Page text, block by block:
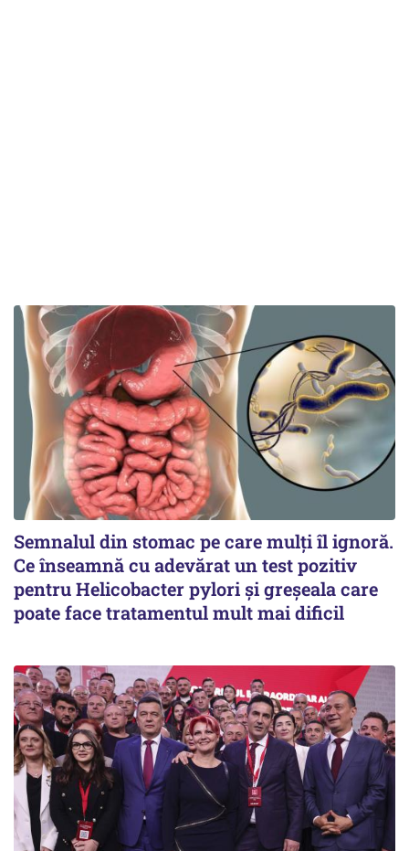
Semnalul din stomac pe care mulți îl ignoră.
Ce înseamnă cu adevărat un test pozitiv
pentru Helicobacter pylori și greșeala care
poate face tratamentul mult mai dificil